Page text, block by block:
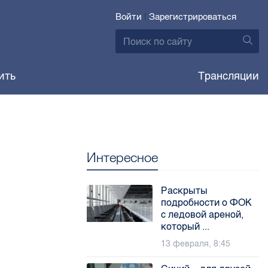
Войти | Зарегистрироваться
Трансляции
Интересное
Раскрыты
подробности о ФОК
с ледовой ареной,
который ...
13 февраля, 8:45